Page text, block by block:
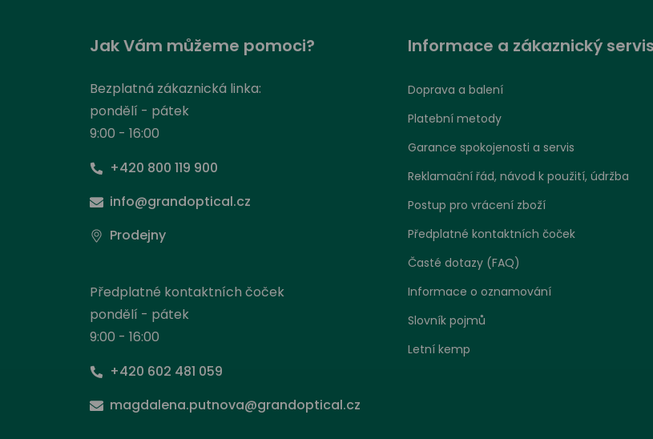
Jak Vám můžeme pomoci?
Bezplatná zákaznická linka:
pondělí - pátek
9:00 - 16:00
+420 800 119 900
info@grandoptical.cz
Prodejny
Předplatné kontaktních čoček
pondělí - pátek
9:00 - 16:00
+420 602 481 059
magdalena.putnova@grandoptical.cz
Informace a zákaznický servis
Doprava a balení
Platební metody
Garance spokojenosti a servis
Reklamační řád, návod k použití, údržba
Postup pro vrácení zboží
Předplatné kontaktních čoček
Časté dotazy (FAQ)
Informace o oznamování
Slovník pojmů
Letní kemp